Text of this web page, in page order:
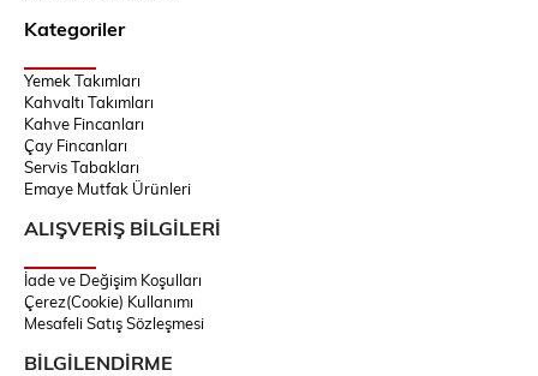
Kategoriler
Yemek Takımları
Kahvaltı Takımları
Kahve Fincanları
Çay Fincanları
Servis Tabakları
Emaye Mutfak Ürünleri
ALIŞVERİŞ BİLGİLERİ
İade ve Değişim Koşulları
Çerez(Cookie) Kullanımı
Mesafeli Satış Sözleşmesi
BİLGİLENDİRME